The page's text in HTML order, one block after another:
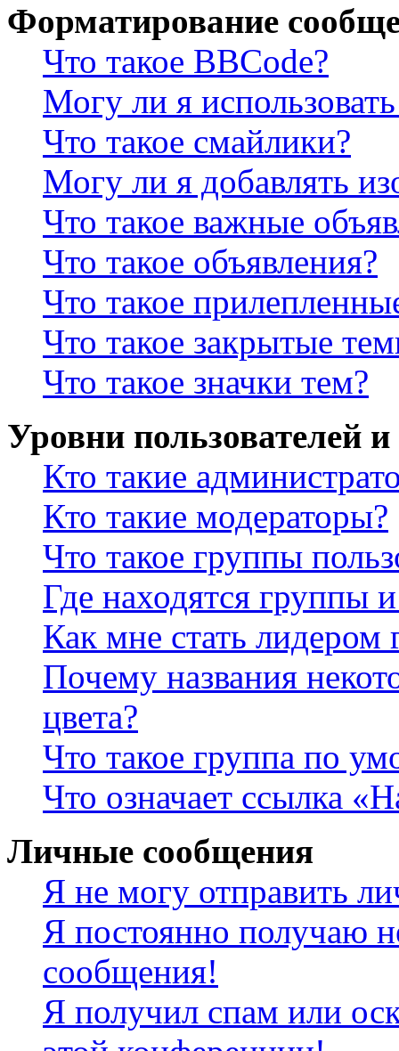
Форматирование
Что такое BBCode?
Могу ли я
Что такое смайлики?
Могу ли я добавлять
Что такое важные
Что такое объявления?
Что такое
Что такое закрытые
Что такое значки тем?
Уровни пользователей
Кто такие
Кто такие модераторы?
Что такое группы
Где находятся группы
Как мне стать лидером
Почему названия
цвета?
Что такое группа по
Что означает ссылка
Личные сообщения
Я не могу отправить
Я постоянно получаю
сообщения!
Я получил спам или